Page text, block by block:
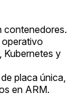
contenedores.
Kubernetes y
placa única,
en ARM.